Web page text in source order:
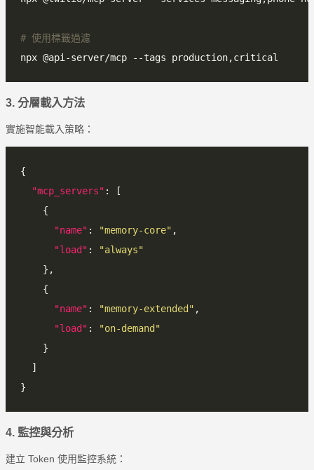
# 使用標籤過濾
3. 分層載入方法
實施智能載入策略：
"mcp_servers"
"name" : "memory-core"
"load" :
"always"
"name" : "memory-extended"
"load" :
"on-demand"
4. 監控與分析
建立 Token 使用監控系統：